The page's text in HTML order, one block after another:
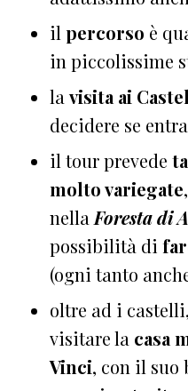
il percorso è
in piccolissime
la visita ai
decidere se
il tour prevede
molto variegate
nella Foresta di
possibilità di
(ogni tanto
oltre ad i
visitare la casa
Vinci, con il suo